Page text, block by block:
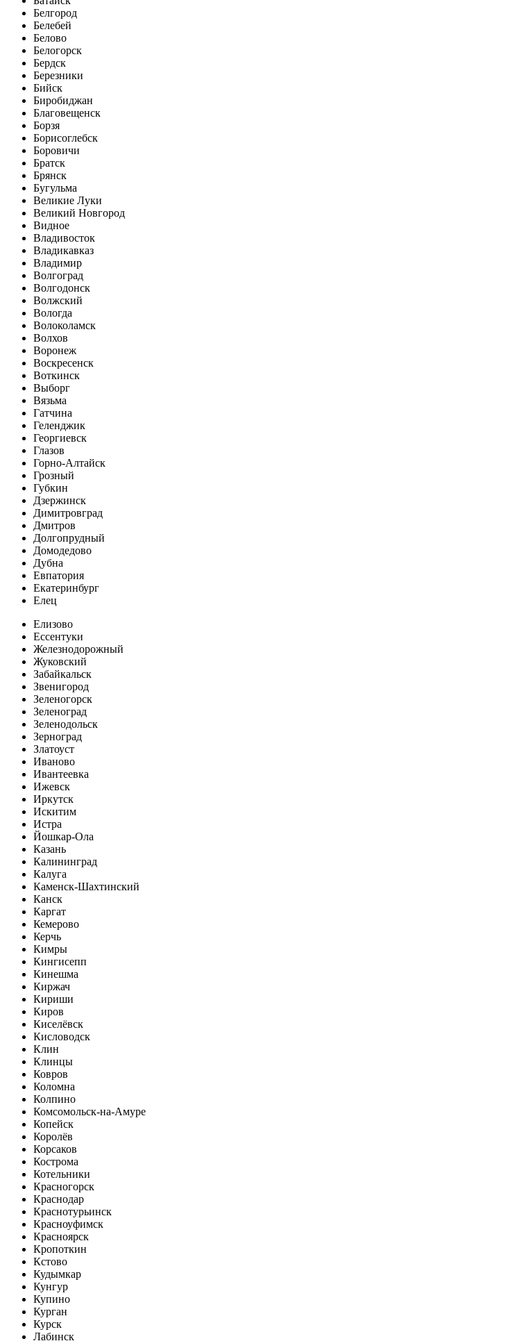
Белгород
Белебей
Белово
Белогорск
Бердск
Березники
Бийск
Биробиджан
Благовещенск
Борзя
Борисоглебск
Боровичи
Братск
Брянск
Бугульма
Великие Луки
Великий Новгород
Видное
Владивосток
Владикавказ
Владимир
Волгоград
Волгодонск
Волжский
Вологда
Волоколамск
Волхов
Воронеж
Воскресенск
Воткинск
Выборг
Вязьма
Гатчина
Геленджик
Георгиевск
Глазов
Горно-Алтайск
Грозный
Губкин
Дзержинск
Димитровград
Дмитров
Долгопрудный
Домодедово
Дубна
Евпатория
Екатеринбург
Елец
Елизово
Ессентуки
Железнодорожный
Жуковский
Забайкальск
Звенигород
Зеленогорск
Зеленоград
Зеленодольск
Зерноград
Златоуст
Иваново
Ивантеевка
Ижевск
Иркутск
Искитим
Истра
Йошкар-Ола
Казань
Калининград
Калуга
Каменск-Шахтинский
Канск
Каргат
Кемерово
Керчь
Кимры
Кингисепп
Кинешма
Киржач
Кириши
Киров
Киселёвск
Кисловодск
Клин
Клинцы
Ковров
Коломна
Колпино
Комсомольск-на-Амуре
Копейск
Королёв
Корсаков
Кострома
Котельники
Красногорск
Краснодар
Краснотурьинск
Красноуфимск
Красноярск
Кропоткин
Кстово
Кудымкар
Кунгур
Купино
Курган
Курск
Лабинск